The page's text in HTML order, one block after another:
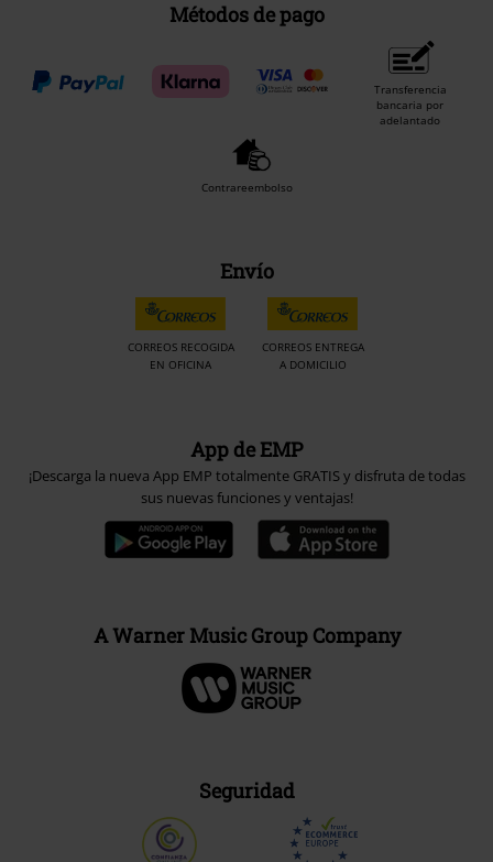
Métodos de pago
Transferencia
bancaria por
adelantado
Contrareembolso
Envío
CORREOS RECOGIDA
EN OFICINA
CORREOS ENTREGA
A DOMICILIO
App de EMP
¡Descarga la nueva App EMP totalmente GRATIS y disfruta de todas
sus nuevas funciones y ventajas!
A Warner Music Group Company
Seguridad